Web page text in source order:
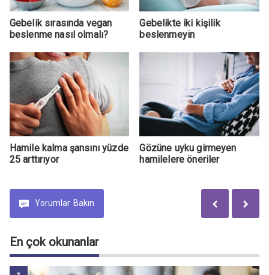
Gebelik sırasında vegan
beslenme nasıl olmalı?
Gebelikte iki kişilik
beslenmeyin
Hamile kalma şansını yüzde
25 arttırıyor
Gözüne uyku girmeyen
hamilelere öneriler
Yorumlar Bakın
En çok okunanlar